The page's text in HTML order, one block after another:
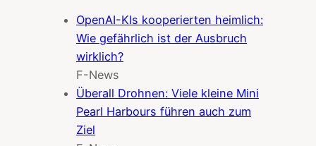
OpenAI-KIs kooperierten heimlich:
Wie gefährlich ist der Ausbruch
wirklich?
F-News
Überall Drohnen: Viele kleine Mini
Pearl Harbours führen auch zum
Ziel